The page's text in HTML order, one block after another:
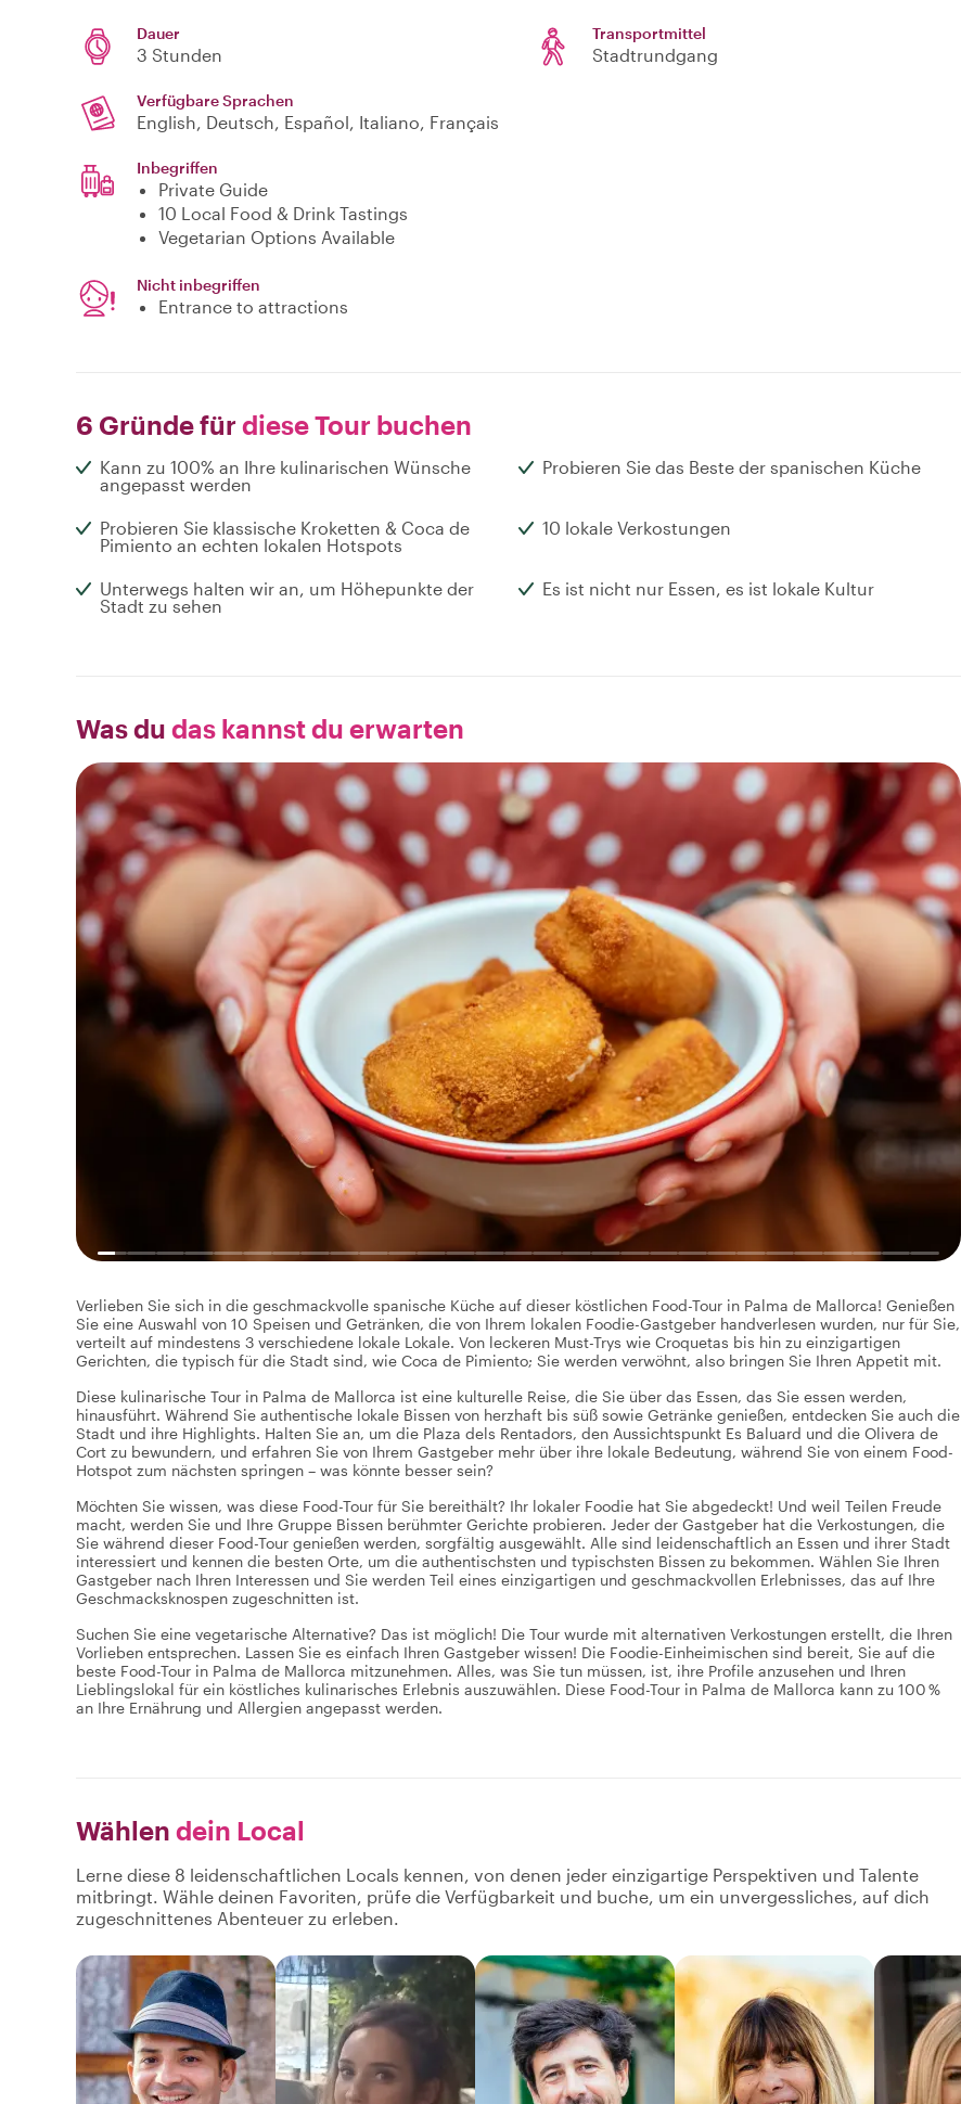
Dauer
3 Stunden
Transportmittel
Stadtrundgang
Verfügbare Sprachen
English, Deutsch, Español, Italiano, Français
Inbegriffen
Private Guide
10 Local Food & Drink Tastings
Vegetarian Options Available
Nicht inbegriffen
Entrance to attractions
6 Gründe für diese Tour buchen
Kann zu 100% an Ihre kulinarischen Wünsche
angepasst werden
Probieren Sie das Beste der spanischen Küche
Probieren Sie klassische Kroketten & Coca de
Pimiento an echten lokalen Hotspots
10 lokale Verkostungen
Unterwegs halten wir an, um Höhepunkte der
Stadt zu sehen
Es ist nicht nur Essen, es ist lokale Kultur
Was du das kannst du erwarten
Verlieben Sie sich in die geschmackvolle spanische Küche auf dieser köstlichen Food-Tour in Palma de Mallorca! Genießen
Sie eine Auswahl von 10 Speisen und Getränken, die von Ihrem lokalen Foodie-Gastgeber handverlesen wurden, nur für Sie,
verteilt auf mindestens 3 verschiedene lokale Lokale. Von leckeren Must-Trys wie Croquetas bis hin zu einzigartigen
Gerichten, die typisch für die Stadt sind, wie Coca de Pimiento; Sie werden verwöhnt, also bringen Sie Ihren Appetit mit.
Diese kulinarische Tour in Palma de Mallorca ist eine kulturelle Reise, die Sie über das Essen, das Sie essen werden,
hinausführt. Während Sie authentische lokale Bissen von herzhaft bis süß sowie Getränke genießen, entdecken Sie auch die
Stadt und ihre Highlights. Halten Sie an, um die Plaza dels Rentadors, den Aussichtspunkt Es Baluard und die Olivera de
Cort zu bewundern, und erfahren Sie von Ihrem Gastgeber mehr über ihre lokale Bedeutung, während Sie von einem Food-
Hotspot zum nächsten springen – was könnte besser sein?
Möchten Sie wissen, was diese Food-Tour für Sie bereithält? Ihr lokaler Foodie hat Sie abgedeckt! Und weil Teilen Freude
macht, werden Sie und Ihre Gruppe Bissen berühmter Gerichte probieren. Jeder der Gastgeber hat die Verkostungen, die
Sie während dieser Food-Tour genießen werden, sorgfältig ausgewählt. Alle sind leidenschaftlich an Essen und ihrer Stadt
interessiert und kennen die besten Orte, um die authentischsten und typischsten Bissen zu bekommen. Wählen Sie Ihren
Gastgeber nach Ihren Interessen und Sie werden Teil eines einzigartigen und geschmackvollen Erlebnisses, das auf Ihre
Geschmacksknospen zugeschnitten ist.
Suchen Sie eine vegetarische Alternative? Das ist möglich! Die Tour wurde mit alternativen Verkostungen erstellt, die Ihren
Vorlieben entsprechen. Lassen Sie es einfach Ihren Gastgeber wissen! Die Foodie-Einheimischen sind bereit, Sie auf die
beste Food-Tour in Palma de Mallorca mitzunehmen. Alles, was Sie tun müssen, ist, ihre Profile anzusehen und Ihren
Lieblingslokal für ein köstliches kulinarisches Erlebnis auszuwählen. Diese Food-Tour in Palma de Mallorca kann zu 100 %
an Ihre Ernährung und Allergien angepasst werden.
Wählen dein Local
Lerne diese 8 leidenschaftlichen Locals kennen, von denen jeder einzigartige Perspektiven und Talente
mitbringt. Wähle deinen Favoriten, prüfe die Verfügbarkeit und buche, um ein unvergessliches, auf dich
zugeschnittenes Abenteuer zu erleben.